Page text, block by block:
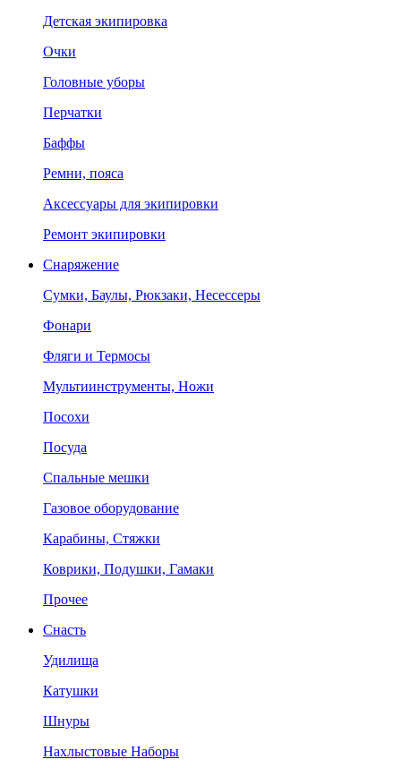
Детская экипировка
Очки
Головные уборы
Перчатки
Баффы
Ремни, пояса
Аксессуары для экипировки
Ремонт экипировки
Снаряжение
Сумки, Баулы, Рюкзаки, Несессеры
Фонари
Фляги и Термосы
Мультиинструменты, Ножи
Посохи
Посуда
Спальные мешки
Газовое оборудование
Карабины, Стяжки
Коврики, Подушки, Гамаки
Прочее
Снасть
Удилища
Катушки
Шнуры
Нахлыстовые Наборы